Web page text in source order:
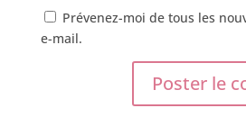
Prévenez-moi de tous les
e-mail.